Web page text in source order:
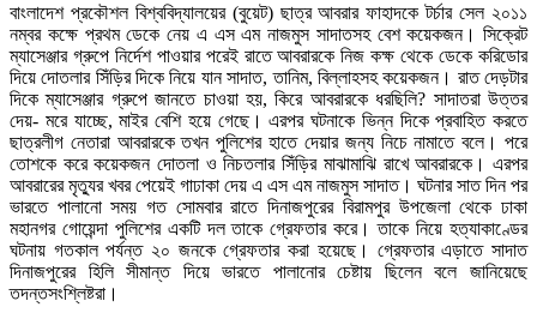
বাংলাদেশ প্রকৌশল বিশ্ববিদ্যালয়ের (বুয়েট) ছাত্র আবরার ফাহাদকে টর্চার সেল ২০১১
নম্বর কক্ষে প্রথম ডেকে নেয় এ এস এম নাজমুস সাদাতসহ বেশ কয়েকজন। সিক্রেট
ম্যাসেঞ্জার গ্রুপে নির্দেশ পাওয়ার পরেই রাতে আবরারকে নিজ কক্ষ থেকে ডেকে করিডোর
দিয়ে দোতলার সিঁড়ির দিকে নিয়ে যান সাদাত, তানিম, বিল্লাহসহ কয়েকজন। রাত দেড়টার
দিকে ম্যাসেঞ্জার গ্রুপে জানতে চাওয়া হয়, কিরে আবরারকে ধরছিলি? সাদাতরা উত্তর
দেয়- মরে যাচ্ছে, মাইর বেশি হয়ে গেছে। এরপর ঘটনাকে ভিন্ন দিকে প্রবাহিত করতে
ছাত্রলীগ নেতারা আবরারকে তখন পুলিশের হাতে দেয়ার জন্য নিচে নামাতে বলে। পরে
তোশকে করে কয়েকজন দোতলা ও নিচতলার সিঁড়ির মাঝামাঝি রাখে আবরারকে। এরপর
আবরারের মৃত্যুর খবর পেয়েই গাঢাকা দেয় এ এস এম নাজমুস সাদাত। ঘটনার সাত দিন পর
ভারতে পালানো সময় গত সোমবার রাতে দিনাজপুরের বিরামপুর উপজেলা থেকে ঢাকা
মহানগর গোয়েন্দা পুলিশের একটি দল তাকে গ্রেফতার করে। তাকে নিয়ে হত্যাকাণ্ডের
ঘটনায় গতকাল পর্যন্ত ২০ জনকে গ্রেফতার করা হয়েছে। গ্রেফতার এড়াতে সাদাত
দিনাজপুরের হিলি সীমান্ত দিয়ে ভারতে পালানোর চেষ্টায় ছিলেন বলে জানিয়েছে
তদন্তসংশ্লিষ্টরা।